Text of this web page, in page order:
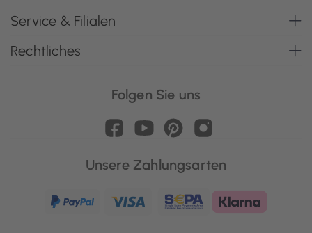
Service & Filialen
Rechtliches
Folgen Sie uns
Unsere Zahlungsarten